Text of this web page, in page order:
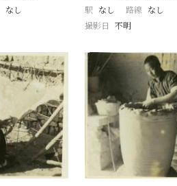
なし
駅 なし 路線 なし
撮影日 不明